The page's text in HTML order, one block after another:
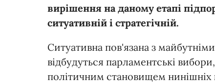
вирішення на даному етапі
ситуативній і стратегічній.
Ситуативна пов'язана з
відбудуться парламентські
політичним становищем нинішніх